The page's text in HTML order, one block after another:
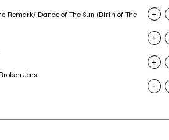
Remark/ Dance of The Sun (Birth of The
Jars